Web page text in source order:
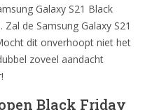
Galaxy S21 Black
de Samsung Galaxy S21
dit onverhoopt niet het
zoveel aandacht
Black Friday